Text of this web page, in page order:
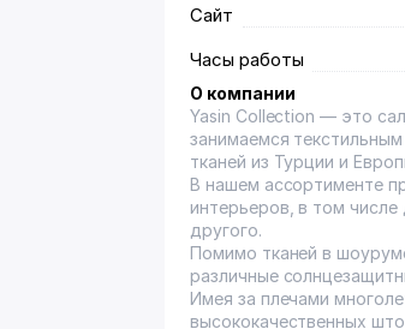
Сайт
Часы работы
О компании
Yasin Collection — это
занимаемся
тканей из Турции и
В нашем ассортименте
интерьеров, в том
другого.
Помимо тканей в
различные
Имея за плечами
высококачественных